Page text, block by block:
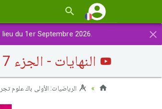
×
du 1er Septembre 2026.
النهايات - الجزء 7 (النهـايات المثلثية)
الرياضيات: الأولى باك علوم